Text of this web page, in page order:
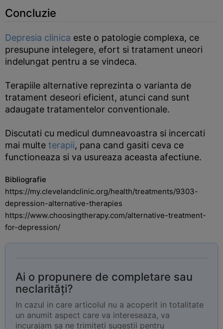
Concluzie
Depresia clinica este o patologie complexa, ce
presupune intelegere, efort si tratament uneori
indelungat pentru a se vindeca.
Terapiile alternative reprezinta o varianta de
tratament deseori eficient, atunci cand sunt
adaugate tratamentelor conventionale.
Discutati cu medicul dumneavoastra si incercati
mai multe terapii, pana cand gasiti ceva ce
functioneaza si va usureaza aceasta afectiune.
Bibliografie
https://my.clevelandclinic.org/health/treatments/9303-
depression-alternative-therapies
https://www.choosingtherapy.com/alternative-treatment-
for-depression/
Ai o propunere de completare sau
neclarități?
In cazul in care articolul nu a acoperit in totalitate
un anumit aspect care va intereseaza, va
incurajam sa ne trimiteti sugestii pentru